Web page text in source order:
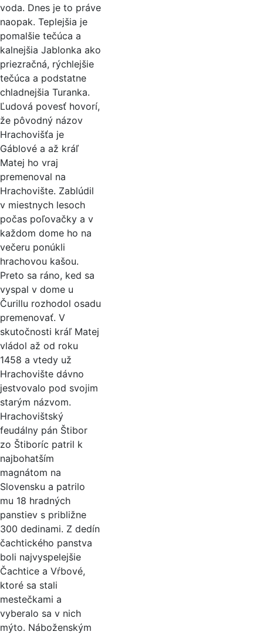
voda. Dnes je to práve
naopak. Teplejšia je
pomalšie tečúca a
kalnejšia Jablonka ako
priezračná, rýchlejšie
tečúca a podstatne
chladnejšia Turanka.
Ľudová povesť hovorí,
že pôvodný názov
Hrachovišťa je
Gáblové a až kráľ
Matej ho vraj
premenoval na
Hrachovište. Zablúdil
v miestnych lesoch
počas poľovačky a v
každom dome ho na
večeru ponúkli
hrachovou kašou.
Preto sa ráno, ked sa
vyspal v dome u
Čurillu rozhodol osadu
premenovať. V
skutočnosti kráľ Matej
vládol až od roku
1458 a vtedy už
Hrachovište dávno
jestvovalo pod svojim
starým názvom.
Hrachovištský
feudálny pán Štibor
zo Štiboríc patril k
najbohatším
magnátom na
Slovensku a patrilo
mu 18 hradných
panstiev s približne
300 dedinami. Z dedín
čachtického panstva
boli najvyspelejšie
Čachtice a Vŕbové,
ktoré sa stali
mestečkami a
vyberalo sa v nich
mýto. Náboženským